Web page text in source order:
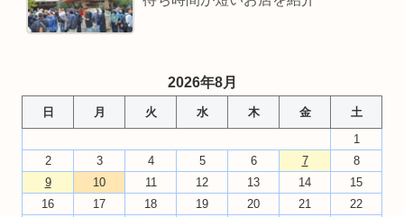
2026年8月
日 月 火 水 木 金
土
1
2
3 4 5 6 7
8
9
10 11 12 13 14
15
16
17 18 19 20 21
22